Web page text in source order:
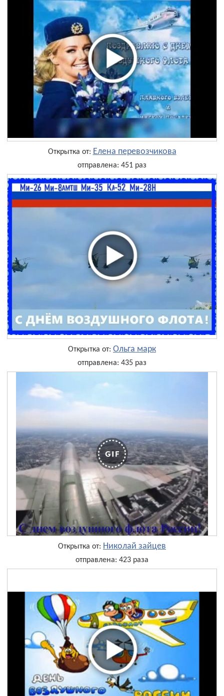
Открытка от: Елена перевозчикова
отправлена: 451 раз
Открытка от: Ольга марк
отправлена: 435 раз
Открытка от: Николай зайцев
отправлена: 423 раза